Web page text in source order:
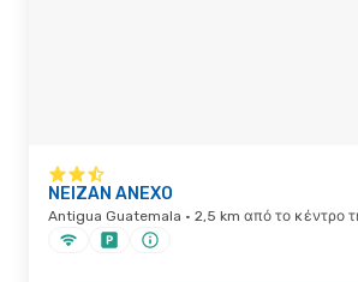
NEIZAN ANEXO
Antigua Guatemala · 2,5 km από το κέντρο